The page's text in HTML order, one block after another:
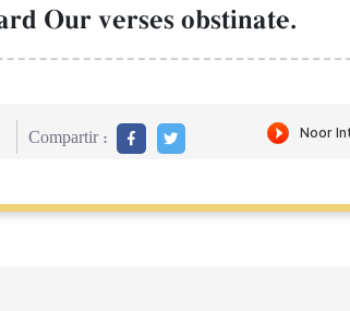
Our verses obstinate.
Compartir :